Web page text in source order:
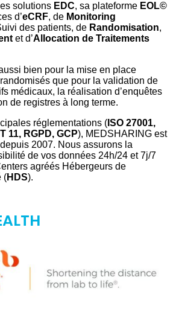
solutions EDC, sa plateforme EOL©
d’eCRF, de Monitoring
des patients, de Randomisation,
et d’Allocation de Traitements
bien pour la mise en place
que pour la validation de
médicaux, la réalisation d’enquêtes
de registres à long terme.
réglementations ( ISO 27001,
11, RGPD, GCP), MEDSHARING est
2007. Nous assurons la
de vos données 24h/24 et 7j/7
agréés Hébergeurs de
(HDS).